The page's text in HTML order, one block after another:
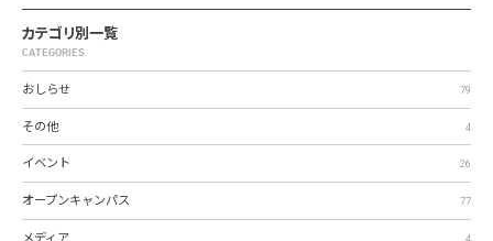
カテゴリ別一覧
CATEGORIES
おしらせ 79
その他 4
イベント 26
オープンキャンパス 77
4